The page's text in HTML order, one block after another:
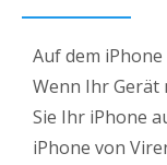
Auf dem
Wenn Ihr
Sie Ihr iPhone
iPhone von